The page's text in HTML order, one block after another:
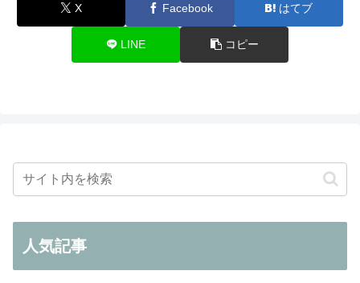
X Facebook はてブ
LINE コピー
人気記事